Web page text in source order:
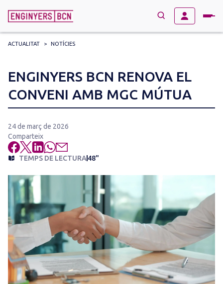
for:
ACTUALITAT > NOTÍCIES
ENGINYERS BCN RENOVA EL
CONVENI AMB MGC MÚTUA
24 de març de 2026
Comparteix
TEMPS DE LECTURA 48"